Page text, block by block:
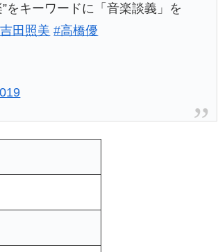
をキーワードに「音楽談義」を
田照美 #高橋優